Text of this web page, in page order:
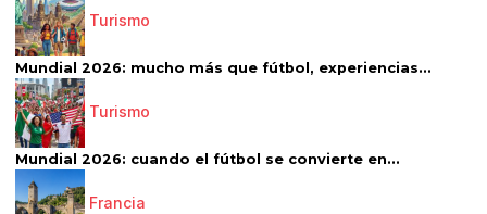
Turismo
Mundial 2026: mucho más que fútbol, experiencias...
Turismo
Mundial 2026: cuando el fútbol se convierte en...
Francia